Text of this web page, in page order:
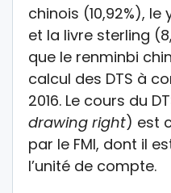
chinois (10,92%),
et la livre sterling
que le renminbi
calcul des DTS à
2016. Le cours du
drawing right) est
par le FMI, dont il
l’unité de compte.